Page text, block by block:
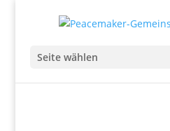
Seite wählen